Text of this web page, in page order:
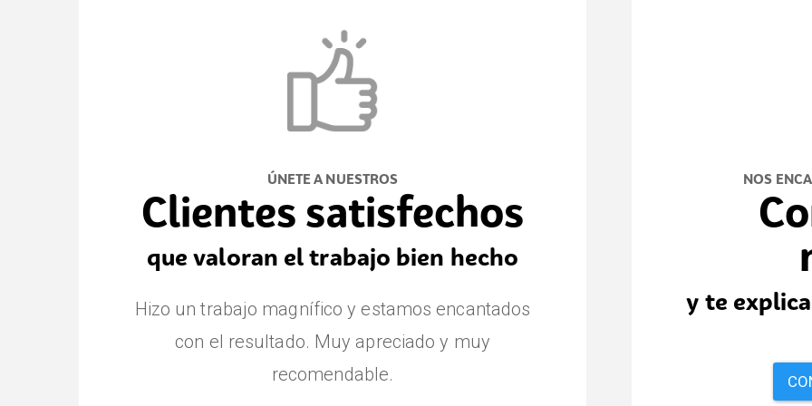
ÚNETE A NUESTROS
Clientes satisfechos
que valoran el trabajo bien hecho
Hizo un trabajo magnífico y estamos encantados
con el resultado. Muy apreciado y muy
recomendable.
NOS
y te